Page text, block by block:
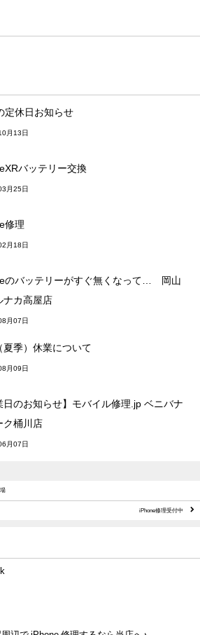
定休日お知らせ
月13日
バッテリー交換
月25日
修理
月18日
のバッテリーがすぐ無くなって… 岡山
ナカ高屋店
月07日
夏季）休業について
月09日
日のお知らせ】モバイル修理.jp ベニバナ
ク桶川店
月07日
iPhone修理受付中